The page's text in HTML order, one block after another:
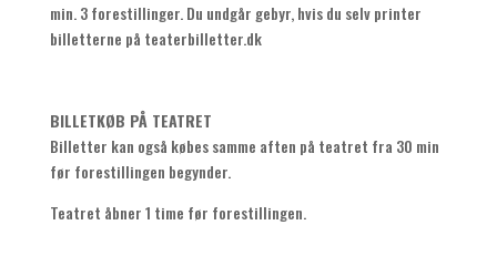
min. 3 forestillinger. Du undgår gebyr, hvis du selv printer
billetterne på teaterbilletter.dk
BILLETKØB PÅ TEATRET
Billetter kan også købes samme aften på teatret fra 30 min
før forestillingen begynder.
Teatret åbner 1 time før forestillingen.